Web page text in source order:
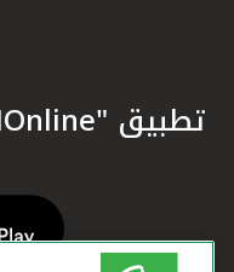
تطبيق "KFHOnline" للهواتف الذكية